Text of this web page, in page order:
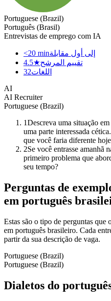
Portuguese (Brazil)
Português (Brasil)
Entrevistas de emprego com IA
<20 minإلى أول مقابلة
4.5★تقييم المرشح
32اللغات
AI
AI Recruiter
Portuguese (Brazil)
1Descreva uma situação
uma parte interessada
que você faria diferente
2Se você entrasse amanhã
primeiro problema que
seu tempo?
Perguntas de
em português
Estas são o tipo de perguntas
em português brasileiro. Cada
partir da sua descrição de vaga.
Portuguese (Brazil)
Portuguese (Brazil)
Dialetos do